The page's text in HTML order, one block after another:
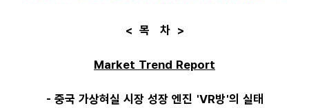
< 목 차 >
Market Trend Report
- 중국 가상혀실 시장 성장 엔진 'VR방'의 실태